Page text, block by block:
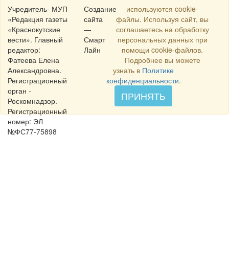
Учредитель- МУП
«Редакция газеты
«Краснокутские
вести». Главный
редактор:
Фатеева Елена
Александровна.
Регистрационный
орган -
Роскомнадзор.
Регистрационный
номер: ЭЛ
№ФС77-75898
Создание
сайта
—
Смарт
Лайн
используются cookie-
файлы. Используя сайт, вы
соглашаетесь на обработку
персональных данных при
помощи cookie-файлов.
Подробнее вы можете
узнать в Политике
конфиденциальности.
ПРИНЯТЬ